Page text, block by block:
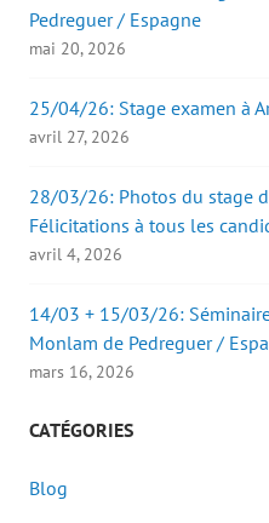
Pedreguer / Espagne
mai 20, 2026
25/04/26: Stage examen à
avril 27, 2026
28/03/26: Photos du stage
Félicitations à tous les
avril 4, 2026
14/03 + 15/03/26:
Monlam de Pedreguer /
mars 16, 2026
CATÉGORIES
Blog